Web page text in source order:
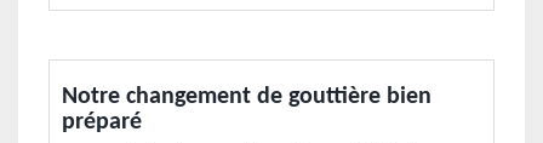
Notre changement de gouttière bien
préparé